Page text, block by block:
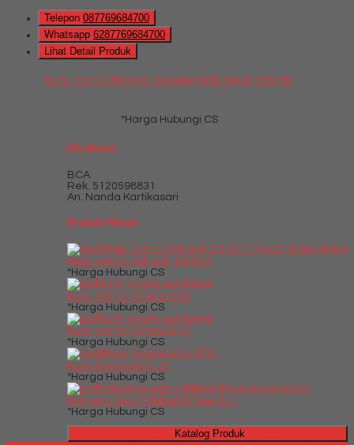
Telepon 087769684700
Whatsapp 6287769684700
Lihat Detail Produk
Kursi Kantor Stramm Senator GAR Synch T35 CB
*Harga Hubungi CS
Info Bank
BCA
Rek. 5120598831
An. Nanda Kartikasari
Produk Pilihan
Meja Kantor Aditech S 575 M
*Harga Hubungi CS
Kursi Kantor Polaris B 02
*Harga Hubungi CS
Kursi Kantor Polaris B 53
*Harga Hubungi CS
Kursi Bar Indachi 21
*Harga Hubungi CS
Ranjang Besi Orbitrend Type Ju....
*Harga Hubungi CS
Katalog Produk